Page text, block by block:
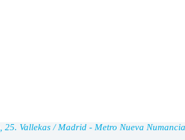
25. Vallekas / Madrid - Metro Nueva Numancia